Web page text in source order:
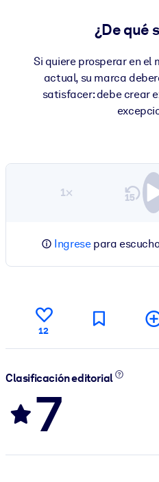
¿De qué
Si quiere prosperar en el
actual, su marca
satisfacer: debe crear
1×
Ingresepara
12
Clasificación editorial
7